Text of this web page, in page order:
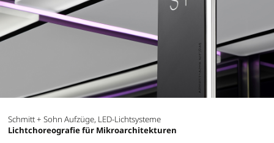
Schmitt + Sohn Aufzüge, LED-Lichtsysteme
Lichtchoreografie für Mikroarchitekturen